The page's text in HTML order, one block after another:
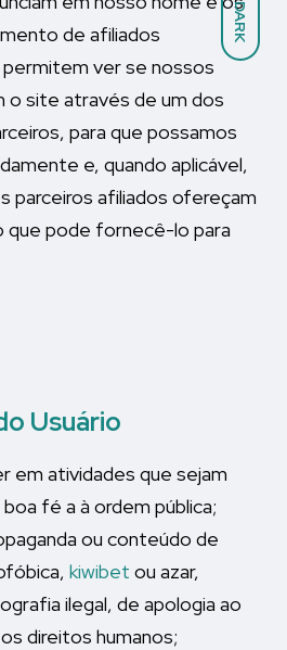
DARK
de afiliados
ver se nossos
o site através de um dos
para que possamos
e, quando aplicável,
parceiros afiliados ofereçam
que pode fornecê-lo para
Usuário
em atividades que sejam
fé a à ordem pública;
ou conteúdo de
kiwibet ou azar,
ilegal, de apologia ao
direitos humanos;